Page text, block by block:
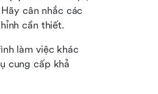
cân nhắc các
cần thiết.
làm việc khác
cung cấp khả